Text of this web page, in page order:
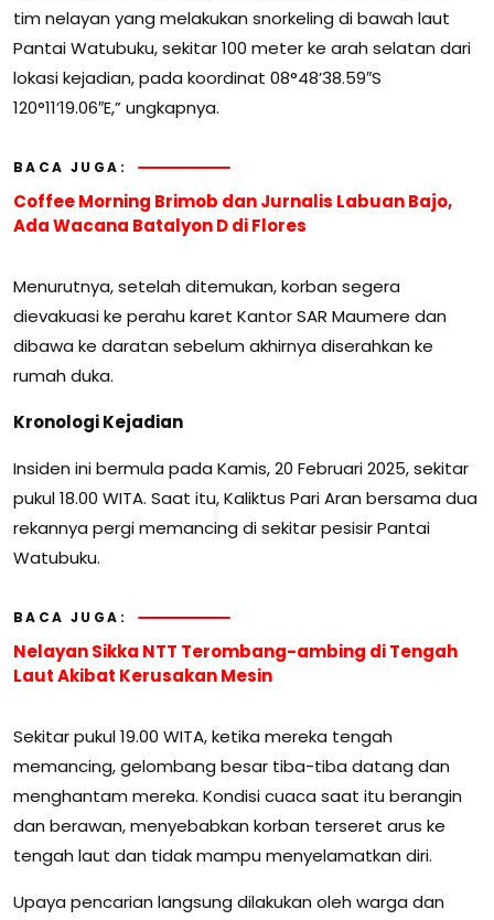
tim nelayan yang melakukan snorkeling di bawah laut
Pantai Watubuku, sekitar 100 meter ke arah selatan dari
lokasi kejadian, pada koordinat 08°48’38.59″S
120°11’19.06″E,” ungkapnya.
BACA JUGA:
Coffee Morning Brimob dan Jurnalis Labuan Bajo,
Ada Wacana Batalyon D di Flores
Menurutnya, setelah ditemukan, korban segera
dievakuasi ke perahu karet Kantor SAR Maumere dan
dibawa ke daratan sebelum akhirnya diserahkan ke
rumah duka.
Kronologi Kejadian
Insiden ini bermula pada Kamis, 20 Februari 2025, sekitar
pukul 18.00 WITA. Saat itu, Kaliktus Pari Aran bersama dua
rekannya pergi memancing di sekitar pesisir Pantai
Watubuku.
BACA JUGA:
Nelayan Sikka NTT Terombang-ambing di Tengah
Laut Akibat Kerusakan Mesin
Sekitar pukul 19.00 WITA, ketika mereka tengah
memancing, gelombang besar tiba-tiba datang dan
menghantam mereka. Kondisi cuaca saat itu berangin
dan berawan, menyebabkan korban terseret arus ke
tengah laut dan tidak mampu menyelamatkan diri.
Upaya pencarian langsung dilakukan oleh warga dan